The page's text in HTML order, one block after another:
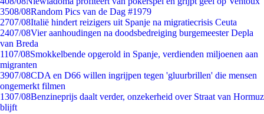
3508/08Random Pics van de Dag #1979
2707/08Italië hindert reizigers uit Spanje na migratiecrisis Ceuta
2407/08Vier aanhoudingen na doodsbedreiging burgemeester Depla
van Breda
1107/08Smokkelbende opgerold in Spanje, verdienden miljoenen aan
migranten
3907/08CDA en D66 willen ingrijpen tegen 'gluurbrillen' die mensen
ongemerkt filmen
1307/08Benzineprijs daalt verder, onzekerheid over Straat van Hormuz
blijft